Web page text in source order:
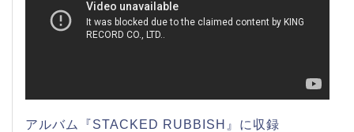
アルバム『STACKED RUBBISH』に収録